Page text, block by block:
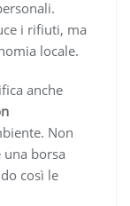
i rifiuti, ma
locale.
anche
Non
borsa
così le